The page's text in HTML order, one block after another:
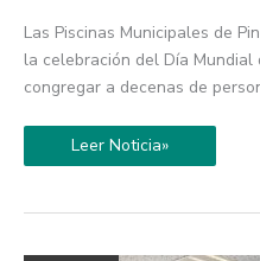
Las Piscinas Municipales de
la celebración del Día
congregar a decenas de
decenas
de
participantes
en
una
de
bienestar
y
Leer Noticia»